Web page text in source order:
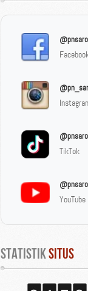
TikTok
YouTube
Statistik Situs